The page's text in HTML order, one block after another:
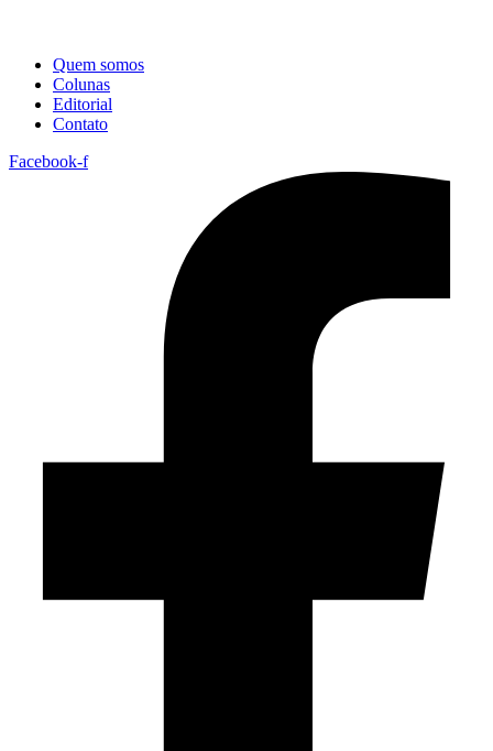
Quem somos
Colunas
Editorial
Contato
Facebook-f